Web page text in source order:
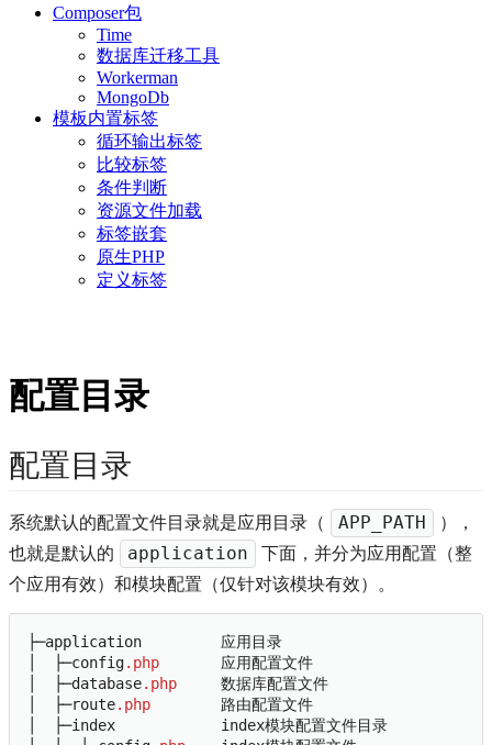
Composer包
Time
数据库迁移工具
Workerman
MongoDb
模板内置标签
循环输出标签
比较标签
条件判断
资源文件加载
标签嵌套
原生PHP
定义标签
配置目录
配置目录
系统默认的配置文件目录就是应用目录（ APP_PATH
），
也就是默认的
application
下面，并分为应用配置（整
个应用有效）和模块配置（仅针对该模块有效）。
├─application         应用目录
│  ├─config.php
       应用配置文件
│  ├─database.php
     数据库配置文件
│  ├─route.php
        路由配置文件
│  ├─index            index模块配置文件目录